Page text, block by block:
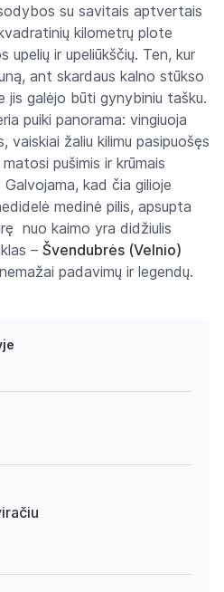
su savitais aptvertais
kilometrų plote
ir upeliūkščių. Ten, kur
ant skardaus kalno stūkso
jis galėjo būti gynybiniu tašku.
puiki panorama: vingiuoja
vaiskiai žaliu kilimu pasipuošęs
pušimis ir krūmais
kad čia gilioje
medinė pilis, apsupta
nuo kaimo yra didžiulis
– Švendubrės (Velnio)
padavimų ir legendų.